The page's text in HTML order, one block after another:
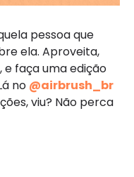
pessoa que
ela. Aproveita,
faça uma edição
no @airbrush_br
viu? Não perca